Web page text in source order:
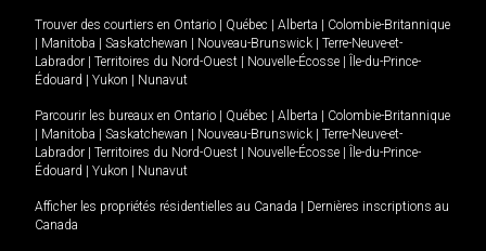
Trouver des courtiers en Ontario | Québec | Alberta | Colombie-Britannique
| Manitoba | Saskatchewan | Nouveau-Brunswick | Terre-Neuve-et-
Labrador | Territoires du Nord-Ouest | Nouvelle-Écosse | Île-du-Prince-
Édouard | Yukon | Nunavut
Parcourir les bureaux en Ontario | Québec | Alberta | Colombie-Britannique
| Manitoba | Saskatchewan | Nouveau-Brunswick | Terre-Neuve-et-
Labrador | Territoires du Nord-Ouest | Nouvelle-Écosse | Île-du-Prince-
Édouard | Yukon | Nunavut
Afficher les propriétés résidentielles au Canada | Dernières inscriptions au
Canada